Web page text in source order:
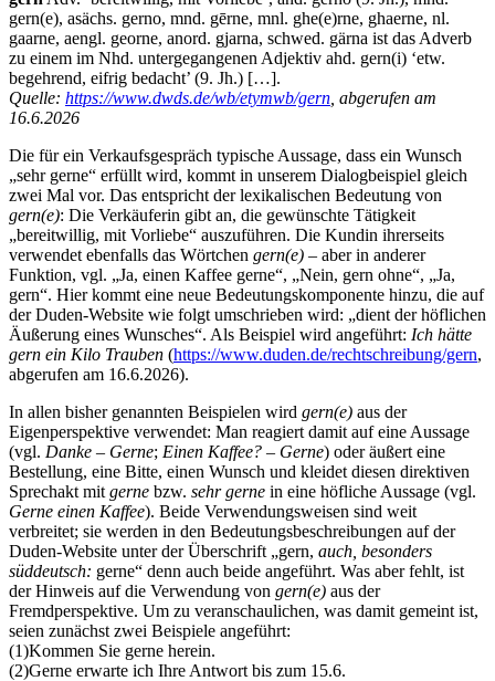
gern(e), asächs. gerno, mnd. gērne, mnl. ghe(e)rne, ghaerne, nl.
gaarne, aengl. georne, anord. gjarna, schwed. gärna ist das Adverb
zu einem im Nhd. untergegangenen Adjektiv ahd. gern(i) ‘etw.
begehrend, eifrig bedacht’ (9. Jh.) […].
Quelle: https://www.dwds.de/wb/etymwb/gern , abgerufen am
16.6.2026
Die für ein Verkaufsgespräch typische Aussage, dass ein Wunsch
„sehr gerne“ erfüllt wird, kommt in unserem Dialogbeispiel gleich
zwei Mal vor. Das entspricht der lexikalischen Bedeutung von
gern(e): Die Verkäuferin gibt an, die gewünschte Tätigkeit
„bereitwillig, mit Vorliebe“ auszuführen. Die Kundin ihrerseits
verwendet ebenfalls das Wörtchen gern(e) – aber in anderer
Funktion, vgl. „Ja, einen Kaffee gerne“, „Nein, gern ohne“, „Ja,
gern“. Hier kommt eine neue Bedeutungskomponente hinzu, die auf
der Duden-Website wie folgt umschrieben wird: „dient der höflichen
Äußerung eines Wunsches“. Als Beispiel wird angeführt: Ich hätte
gern ein Kilo Trauben (https://www.duden.de/rechtschreibung/gern,
abgerufen am 16.6.2026).
In allen bisher genannten Beispielen wird gern(e) aus der
Eigenperspektive verwendet: Man reagiert damit auf eine Aussage
(vgl. Danke – Gerne; Einen Kaffee? – Gerne) oder äußert eine
Bestellung, eine Bitte, einen Wunsch und kleidet diesen direktiven
Sprechakt mit gerne bzw. sehr gerne in eine höfliche Aussage (vgl.
Gerne einen Kaffee). Beide Verwendungsweisen sind weit
verbreitet; sie werden in den Bedeutungsbeschreibungen auf der
Duden-Website unter der Überschrift „gern, auch, besonders
süddeutsch: gerne“ denn auch beide angeführt. Was aber fehlt, ist
der Hinweis auf die Verwendung von gern(e) aus der
Fremdperspektive. Um zu veranschaulichen, was damit gemeint ist,
seien zunächst zwei Beispiele angeführt:
(1)Kommen Sie gerne herein.
(2)Gerne erwarte ich Ihre Antwort bis zum 15.6.